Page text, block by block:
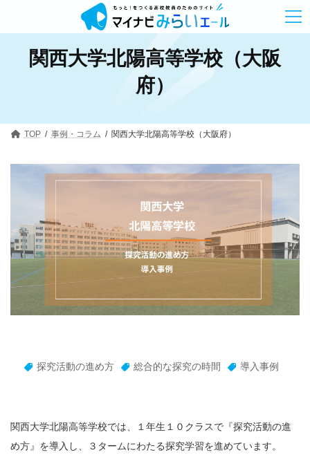
関西大学北陽高等学校（大阪
府）
TOP 事例・コラム 関西大学北陽高等学校（大阪府）
探究活動の進め方 総合的な探究の時間 導入事例
関西大学北陽高等学校では、１年生１０クラスで『探究活動の進
め方』を導入し、３タームにわたる探究学習を進めています。